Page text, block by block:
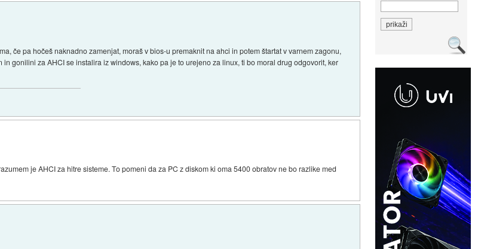
če pa hočeš naknadno zamenjat, moraš v bios-u premaknit na ahci in potem štartat v varnem zagonu,
gonilini za AHCI se instalira iz windows, kako pa je to urejeno za linux, ti bo moral drug odgovorit, ker
je AHCI za hitre sisteme. To pomeni da za PC z diskom ki oma 5400 obratov ne bo razlike med